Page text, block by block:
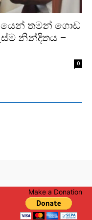
තමන් ගොඩ
නින්දිතය –
0
Make a Donation